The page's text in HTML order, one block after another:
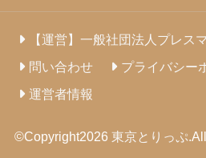
【運営】一般社団法人プレス
問い合わせ
プライバシー
運営者情報
©Copyright2026 東京とりっぷ